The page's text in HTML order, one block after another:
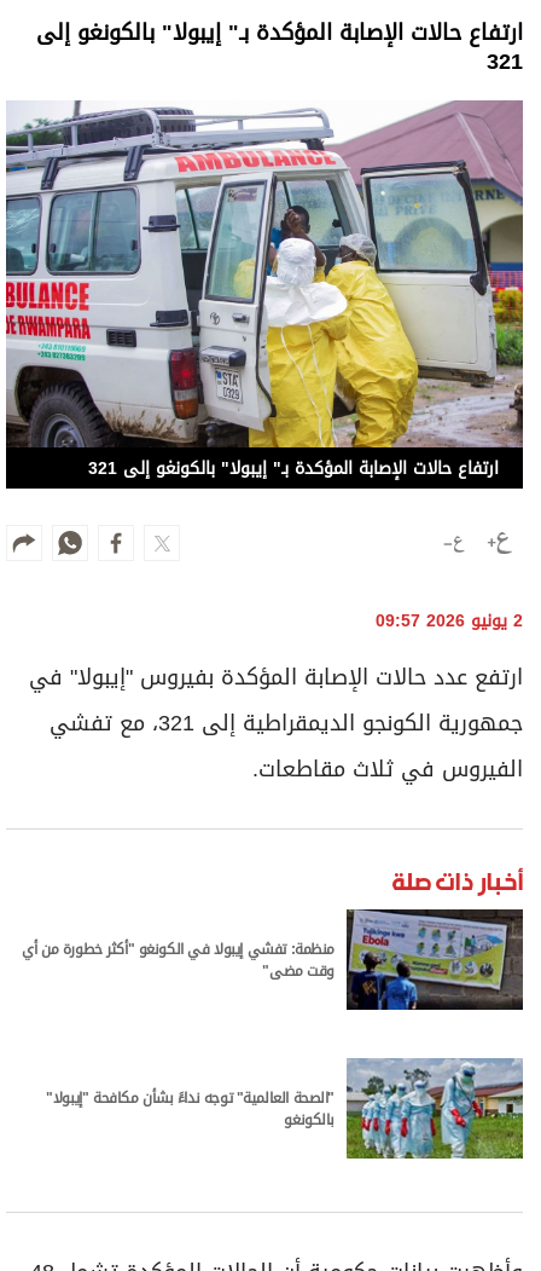
ارتفاع حالات الإصابة المؤكدة بـ" إيبولا" بالكونغو إلى
321
ارتفاع حالات الإصابة المؤكدة بـ" إيبولا" بالكونغو إلى 321
2 يونيو 2026 09:57
ارتفع عدد ‌حالات الإصابة ⁠المؤكدة ​بفيروس ⁠"إيبولا" في
جمهورية الكونجو ​الديمقراطية ⁠إلى ⁠321، مع ⁠تفشي ​
الفيروس ⁠في ثلاث مقاطعات.
أخبار ذات صلة
منظمة: تفشي إيبولا في الكونغو "أكثر خطورة من أي
وقت مضى"
"الصحة العالمية" توجه نداءً بشأن مكافحة "إيبولا"
بالكونغو